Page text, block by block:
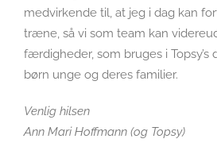
medvirkende til, at jeg i dag kan
træne, så vi som team kan
færdigheder, som bruges i Topsy’s
børn unge og deres familier.
Venlig hilsen
Ann Mari Hoffmann (og Topsy)